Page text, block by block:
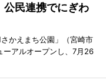
民連携でにぎわ
かえまち公園」（宮崎市
アルオープンし、7月26